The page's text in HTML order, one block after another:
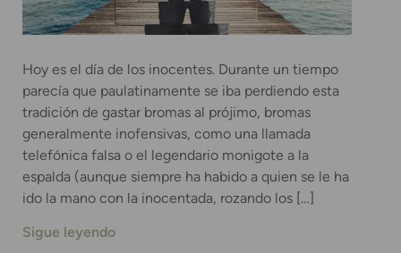
Hoy es el día de los inocentes. Durante un tiempo
parecía que paulatinamente se iba perdiendo esta
tradición de gastar bromas al prójimo, bromas
generalmente inofensivas, como una llamada
telefónica falsa o el legendario monigote a la
espalda (aunque siempre ha habido a quien se le ha
ido la mano con la inocentada, rozando los […]
Sigue leyendo